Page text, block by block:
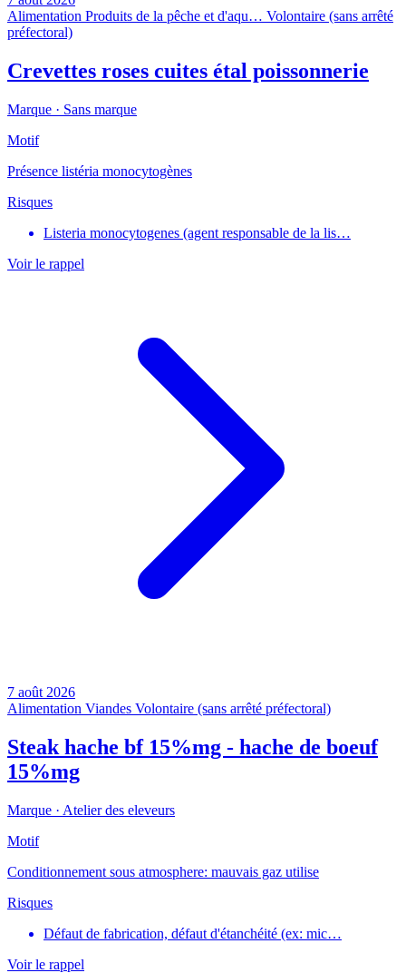
Alimentation Produits de la pêche et d'aqu… Volontaire (sans arrêté
préfectoral)
Crevettes roses cuites étal poissonnerie
Marque · Sans marque
Motif
Présence listéria monocytogènes
Risques
Listeria monocytogenes (agent responsable de la lis…
Voir le rappel
7 août 2026
Alimentation Viandes Volontaire (sans arrêté préfectoral)
Steak hache bf 15%mg - hache de boeuf
15%mg
Marque · Atelier des eleveurs
Motif
Conditionnement sous atmosphere: mauvais gaz utilise
Risques
Défaut de fabrication, défaut d'étanchéité (ex: mic…
Voir le rappel